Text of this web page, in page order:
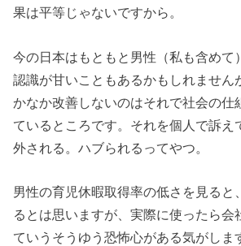
果は平等じゃないですから。
今の日本はもともと男性（私も含めて
認識が甘いこともあるかもしれません
かなか改善しないのはそれで社会の仕
ているところです。それを個人で訴え
外される。ハブられるってやつ。
男性の育児休暇取得率の低さを見ると
るとは思いますが、実際に使ったら会
ていうそうゆう恐怖心がある気がしま